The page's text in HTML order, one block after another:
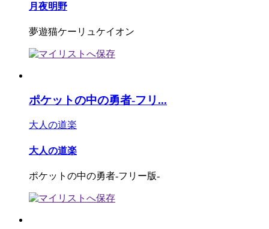
月夜明野
夢遊猫ケーリュケイオン
ポケットの中の勇者-フリ...
大人の道楽
大人の道楽
ポケットの中の勇者-フリー版-